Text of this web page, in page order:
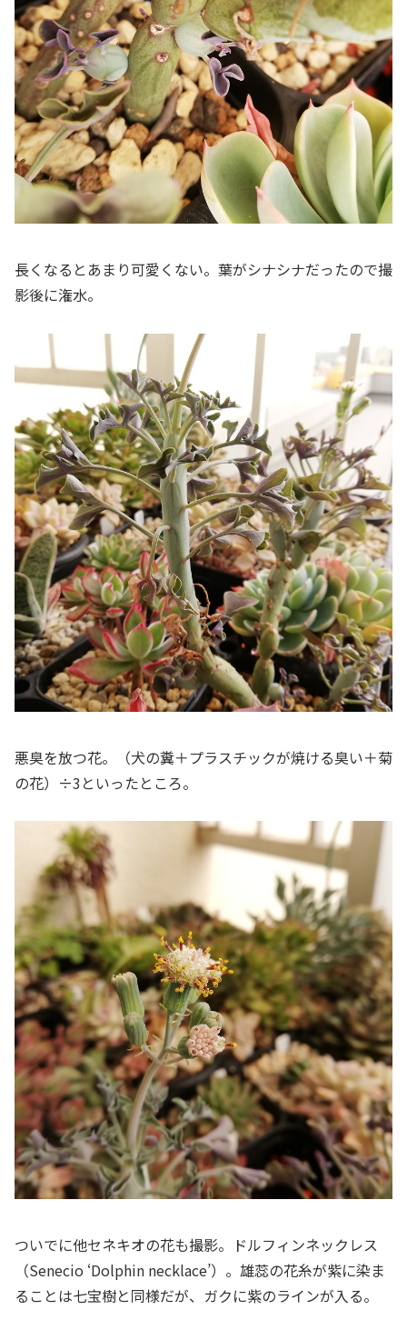
長くなるとあまり可愛くない。葉がシナシナだったので撮
影後に潅水。
悪臭を放つ花。（犬の糞＋プラスチックが焼ける臭い＋菊
の花）÷3といったところ。
ついでに他セネキオの花も撮影。ドルフィンネックレス
（Senecio ‘Dolphin necklace’）。雄蕊の花糸が紫に染ま
ることは七宝樹と同様だが、ガクに紫のラインが入る。